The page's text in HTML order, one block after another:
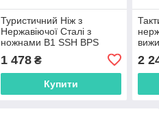
Туристичний Ніж з
Нержавіючої Сталі з
ножнами B1 SSH BPS
1 478₴
Купити
2